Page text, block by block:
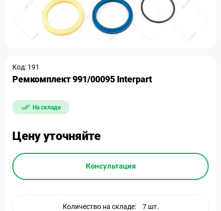
Код: 191
Ремкомплект 991/00095 Interpart
На складе
Цену уточняйте
Консультация
Количество на складе:
7 шт.